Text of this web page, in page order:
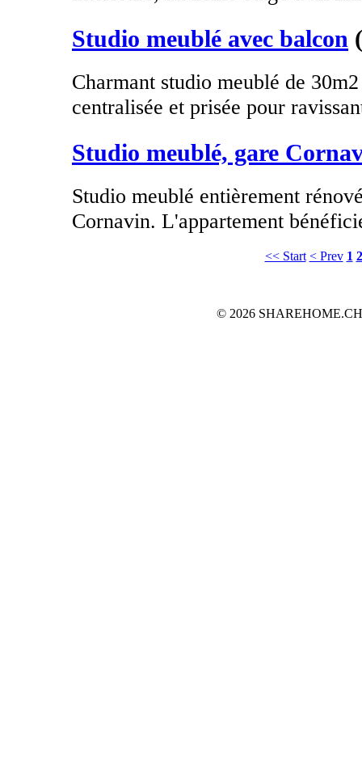
Studio meublé avec balcon
Charmant studio meublé de
centralisée et prisée pour
Studio meublé, gare
Studio meublé entièrement
Cornavin. L'appartement
<< Start < Prev 1 2
© 2026